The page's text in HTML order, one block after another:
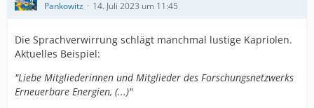
Pankowitz 14. Juli 2023 um 11:45
Die Sprachverwirrung schlägt manchmal lustige Kapriolen.
Aktuelles Beispiel:
"Liebe Mitgliederinnen und Mitglieder des Forschungsnetzwerks
Erneuerbare Energien, (...)"